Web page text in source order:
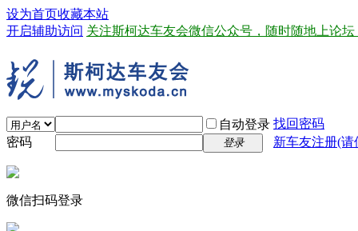
设为首页收藏本站
开启辅助访问 关注斯柯达车友会微信公众号，随时随地上论坛
自动登录 找回密码
密码
登录 新车友注册(请
微信扫码登录